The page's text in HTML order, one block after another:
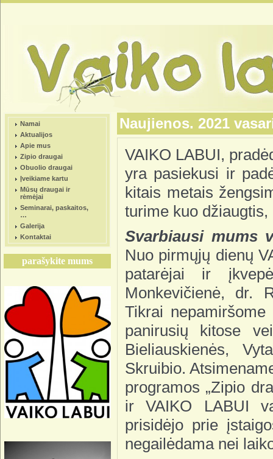
Namai
Aktualijos
Apie mus
Zipio draugai
Obuolio draugai
Įveikiame kartu
Mūsų draugai ir
rėmėjai
Seminarai, paskaitos,
…
Galerija
Kontaktai
parašykite mums
Naujienos. 2021
VAIKO LABUI,
yra pasiekusi ir
kitais metais
turime kuo
Svarbiausi mums
Nuo pirmųjų dienų
patarėjai ir
Monkevičienė, dr.
Tikrai
panirusių kitose
Bieliauskienės,
Skruibio.
programos „Zipio
ir VAIKO LABUI
prisidėjo prie
negailėdama nei